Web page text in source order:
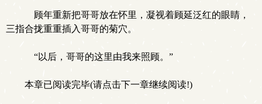
顾年重新把哥哥放在怀里，凝视着顾延泛红的眼睛，
三指合拢重重插入哥哥的菊穴。
“以后，哥哥的这里由我来照顾。”
本章已阅读完毕(请点击下一章继续阅读!)